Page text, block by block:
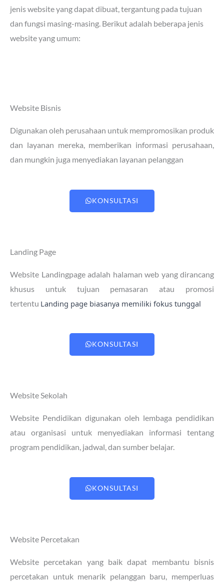
jenis website yang dapat dibuat, tergantung pada tujuan
dan fungsi masing-masing. Berikut adalah beberapa jenis
website yang umum:
Website Bisnis
Digunakan oleh perusahaan untuk mempromosikan produk
dan layanan mereka, memberikan informasi perusahaan,
dan mungkin juga menyediakan layanan pelanggan
KONSULTASI
Landing Page
Website Landingpage adalah halaman web yang dirancang
khusus untuk tujuan pemasaran atau promosi
tertentu Landing page biasanya memiliki fokus tunggal
KONSULTASI
Website Sekolah
Website Pendidikan digunakan oleh lembaga pendidikan
atau organisasi untuk menyediakan informasi tentang
program pendidikan, jadwal, dan sumber belajar.
KONSULTASI
Website Percetakan
Website percetakan yang baik dapat membantu bisnis
percetakan untuk menarik pelanggan baru, memperluas